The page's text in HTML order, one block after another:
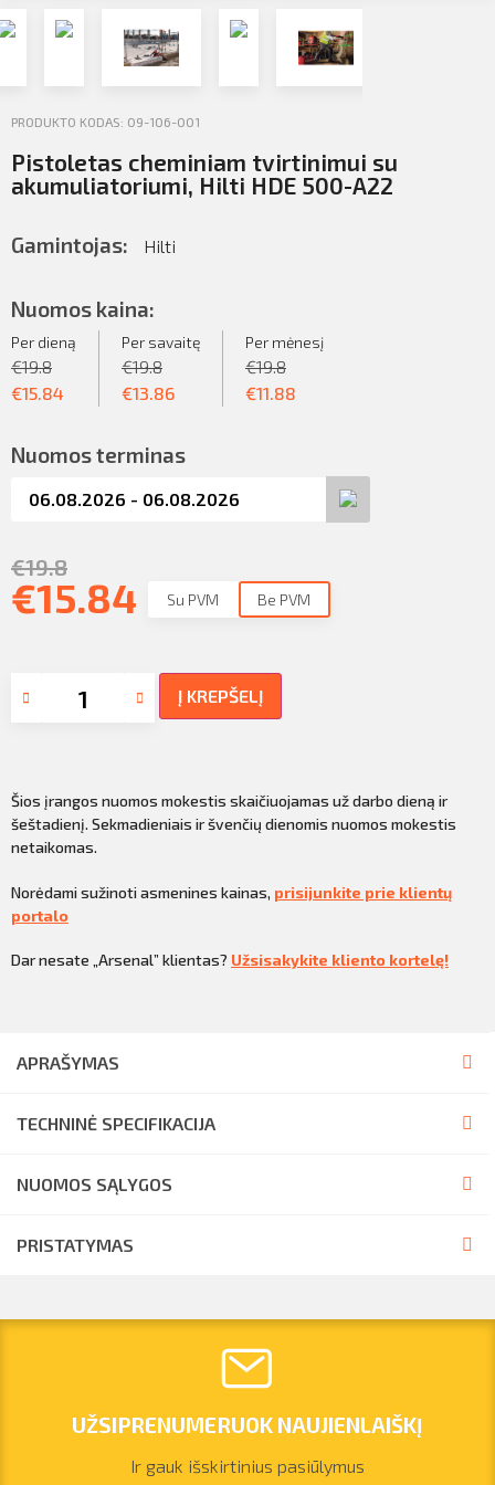
Atsijungti
PRODUKTO KODAS: 09-106-001
Pistoletas cheminiam tvirtinimui su
akumuliatoriumi, Hilti HDE 500-A22
Gamintojas: Hilti
Nuomos kaina:
Per dieną
€19.8
€15.84
Per savaitę
€19.8
€13.86
Per mėnesį
€19.8
€11.88
Nuomos terminas
€19.8
€15.84 Su PVM Be PVM
Į KREPŠELĮ
Šios įrangos nuomos mokestis skaičiuojamas už darbo dieną ir
šeštadienį. Sekmadieniais ir švenčių dienomis nuomos mokestis
netaikomas.
Norėdami sužinoti asmenines kainas, prisijunkite prie klientų
portalo
Dar nesate „Arsenal” klientas? Užsisakykite kliento kortelę!
APRAŠYMAS
TECHNINĖ SPECIFIKACIJA
NUOMOS SĄLYGOS
PRISTATYMAS
UŽSIPRENUMERUOK NAUJIENLAIŠKĮ
Ir gauk išskirtinius pasiūlymus